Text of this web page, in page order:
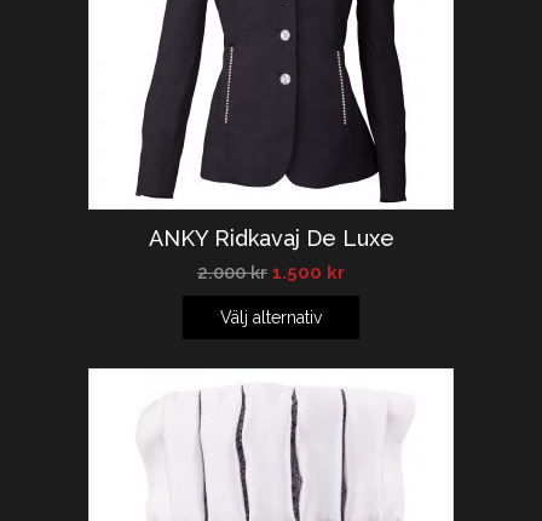
ANKY Ridkavaj De Luxe
2.000kr 1.500 kr
Välj alternativ